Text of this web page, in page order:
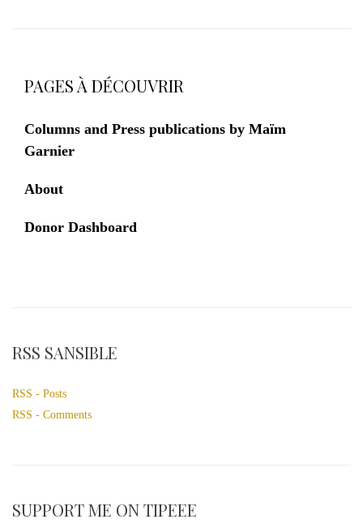
PAGES À DÉCOUVRIR
Columns and Press publications by Maïm
Garnier
About
Donor Dashboard
RSS SANSIBLE
RSS - Posts
RSS - Comments
SUPPORT ME ON TIPEEE